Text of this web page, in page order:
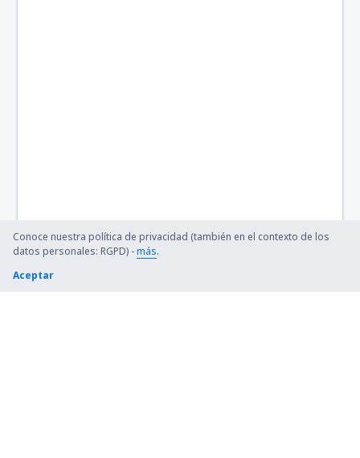
Conoce nuestra política de privacidad (también en el contexto de los
datos personales: RGPD) -más.
Aceptar